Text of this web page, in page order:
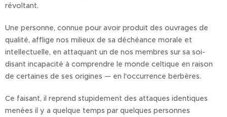
révoltant.
Une personne, connue pour avoir produit des ouvrages de
qualité, afflige nos milieux de sa déchéance morale et
intellectuelle, en attaquant un de nos membres sur sa soi-
disant incapacité à comprendre le monde celtique en raison
de certaines de ses origines — en l'occurrence berbères.
Ce faisant, il reprend stupidement des attaques identiques
menées il y a quelque temps par quelques personnes